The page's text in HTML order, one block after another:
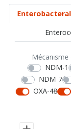
Mécanisme
NDM-1
NDM-7
OXA-48